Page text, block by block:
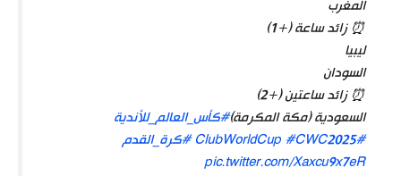
المغرب
⏰ زائد ساعة (+1)
ليبيا
السودان
⏰ زائد ساعتين (+2)
السعودية (مكة المكرمة)#كأس_العالم_للأندية
#ClubWorldCup
#CWC2025
#كرة_القدم
pic.twitter.com/Xaxcu9x7eR